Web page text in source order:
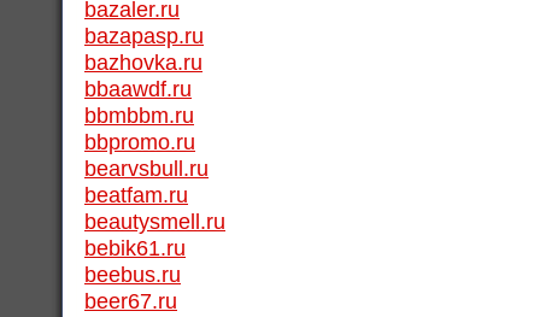
bazaler.ru
bazapasp.ru
bazhovka.ru
bbaawdf.ru
bbmbbm.ru
bbpromo.ru
bearvsbull.ru
beatfam.ru
beautysmell.ru
bebik61.ru
beebus.ru
beer67.ru